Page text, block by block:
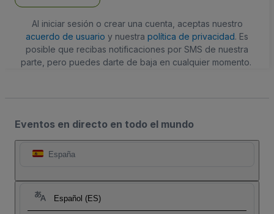
Al iniciar sesión o crear una cuenta, aceptas nuestro
acuerdo de usuario y nuestra política de privacidad. Es
posible que recibas notificaciones por SMS de nuestra
parte, pero puedes darte de baja en cualquier momento.
Eventos en directo en todo el mundo
España
Español (ES)